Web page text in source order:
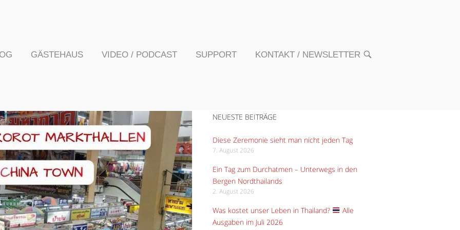
GÄSTEHAUS VIDEO / PODCAST SUPPORT KONTAKT / NEWSLETTER OPEN
NEUESTE BEITRÄGE
Diese Zeremonie sieht man nicht jeden Tag
7. August 2026
Ein Tag zum Durchatmen – Unterwegs in den
Bergen Nordthailands
2. August 2026
Was kostet unser Leben in Thailand?
Alle
Ausgaben im Juli 2026